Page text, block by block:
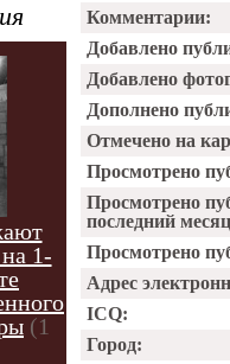
1-
(1
Комментарии:
Добавлено
Добавлено
Дополнено
Отмечено на
Просмотрено
Просмотрено
последний
Просмотрено
Адрес
ICQ:
Город: